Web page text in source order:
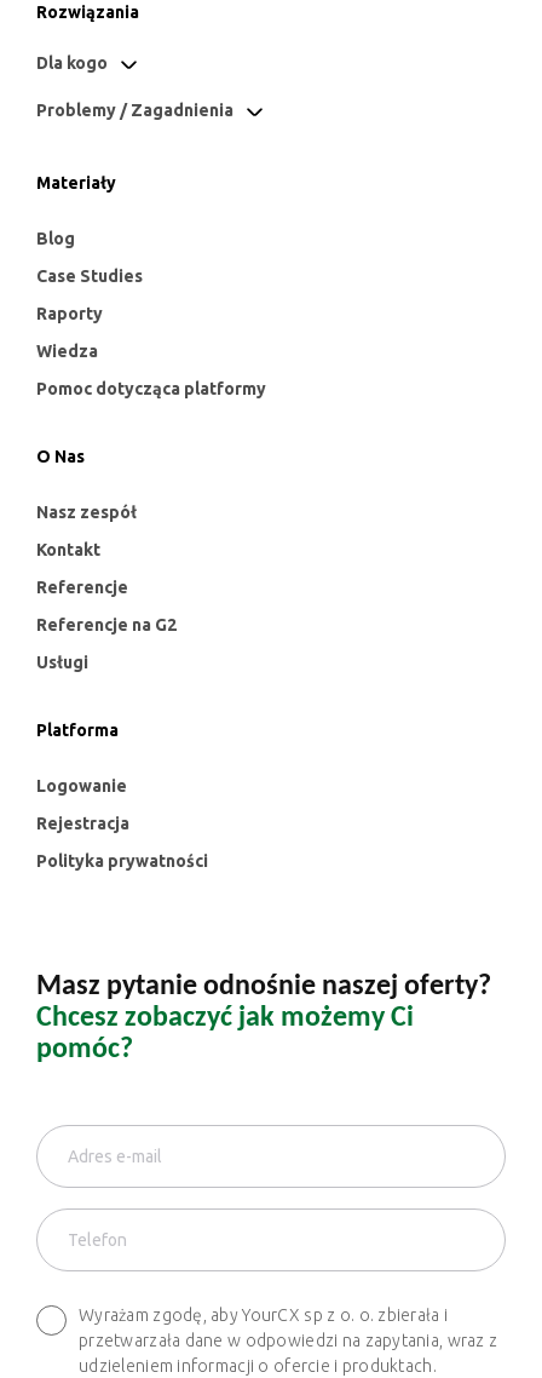
Rozwiązania
Dla kogo
Problemy / Zagadnienia
Materiały
Blog
Case Studies
Raporty
Wiedza
Pomoc dotycząca platformy
O Nas
Nasz zespół
Kontakt
Referencje
Referencje na G2
Usługi
Platforma
Logowanie
Rejestracja
Polityka prywatności
Masz pytanie odnośnie naszej oferty?
Chcesz zobaczyć jak możemy Ci
pomóc?
Wyrażam zgodę, aby YourCX sp z o. o. zbierała i
przetwarzała dane w odpowiedzi na zapytania, wraz z
udzieleniem informacji o ofercie i produktach.